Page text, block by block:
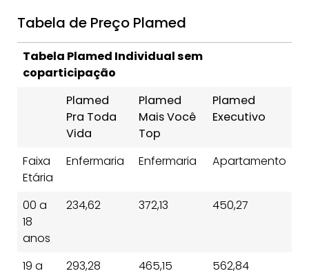
Tabela de Preço Plamed
Tabela Plamed Individual sem
coparticipação
Plamed
Pra Toda
Vida
Plamed
Mais Você
Top
Plamed
Executivo
Faixa
Etária
Enfermaria Enfermaria Apartamento
00 a
18
anos
234,62 372,13 450,27
19 a
293,28 465,15 562,84